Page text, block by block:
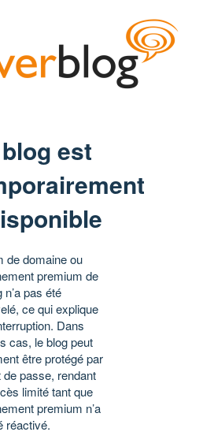
est
de domaine ou
premium de
n’a pas été
ce qui explique
Dans
cas, le blog peut
être protégé par
de passe, rendant
limité tant que
premium n’a
réactivé.